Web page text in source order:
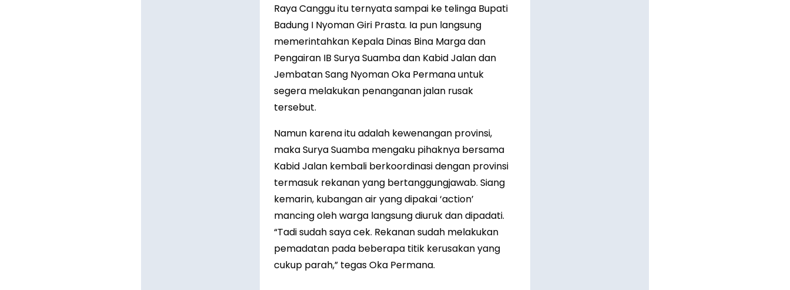
Raya Canggu itu ternyata sampai ke telinga Bupati
Badung I Nyoman Giri Prasta. Ia pun langsung
memerintahkan Kepala Dinas Bina Marga dan
Pengairan IB Surya Suamba dan Kabid Jalan dan
Jembatan Sang Nyoman Oka Permana untuk
segera melakukan penanganan jalan rusak
tersebut.
Namun karena itu adalah kewenangan provinsi,
maka Surya Suamba mengaku pihaknya bersama
Kabid Jalan kembali berkoordinasi dengan provinsi
termasuk rekanan yang bertanggungjawab. Siang
kemarin, kubangan air yang dipakai ‘action’
mancing oleh warga langsung diuruk dan dipadati.
“Tadi sudah saya cek. Rekanan sudah melakukan
pemadatan pada beberapa titik kerusakan yang
cukup parah,” tegas Oka Permana.